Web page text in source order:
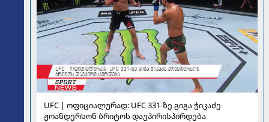
UFC | ოფიციალურად: UFC 331-ზე გიგა ჭიკაძე
ჟოანდერსონ ბრიტოს დაუპირისპირდება